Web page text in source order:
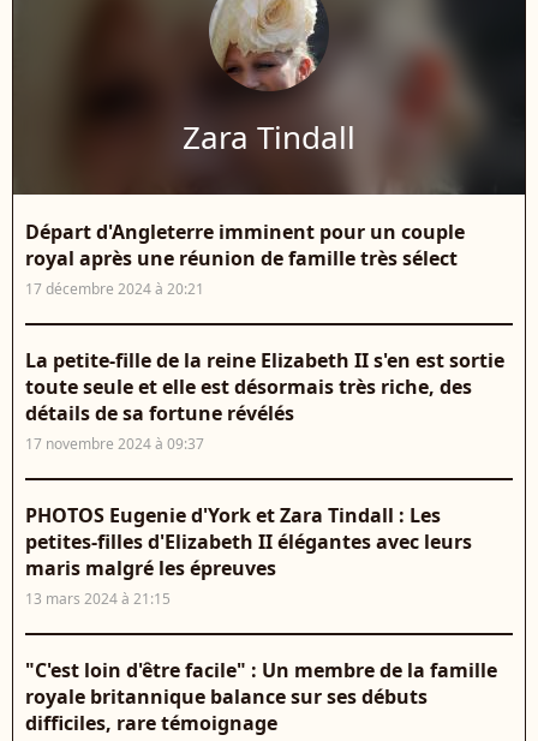
Zara Tindall
Départ d'Angleterre imminent pour un couple
royal après une réunion de famille très sélect
17 décembre 2024 à 20:21
La petite-fille de la reine Elizabeth II s'en est sortie
toute seule et elle est désormais très riche, des
détails de sa fortune révélés
17 novembre 2024 à 09:37
PHOTOS Eugenie d'York et Zara Tindall : Les
petites-filles d'Elizabeth II élégantes avec leurs
maris malgré les épreuves
13 mars 2024 à 21:15
"C'est loin d'être facile" : Un membre de la famille
royale britannique balance sur ses débuts
difficiles, rare témoignage